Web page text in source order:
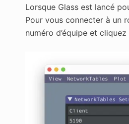
Lorsque Glass est lancé
Pour vous connecter à un
numéro d’équipe et cliquez